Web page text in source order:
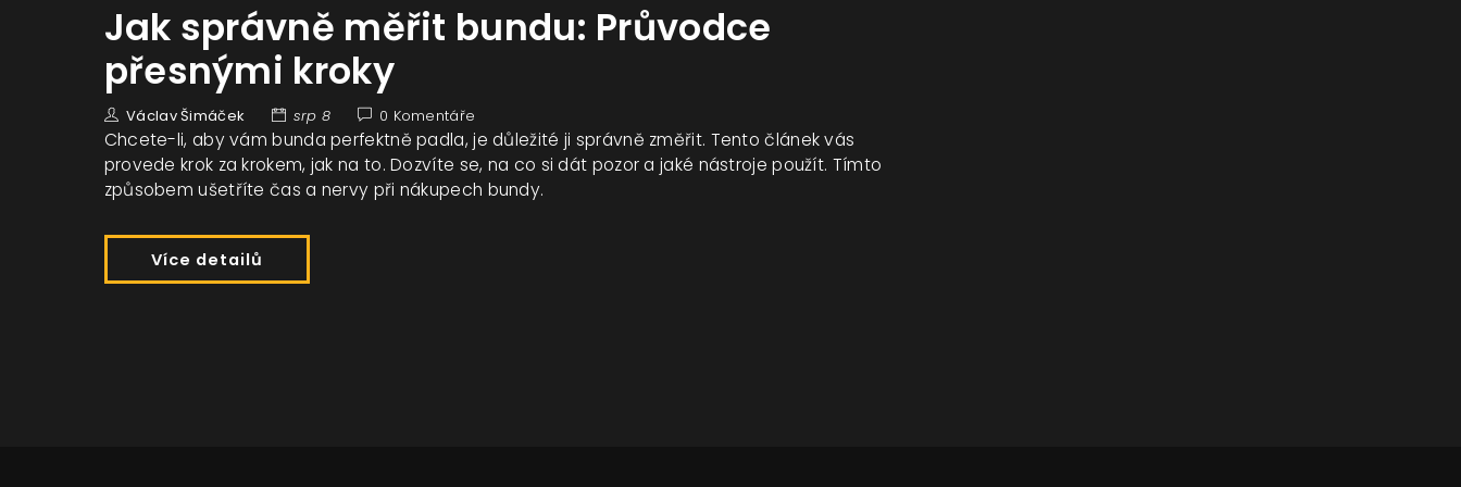
Jak správně měřit bundu: Průvodce
přesnými kroky
Václav Šimáček srp 8 0 Komentáře
Chcete-li, aby vám bunda perfektně padla, je důležité ji správně změřit. Tento článek vás
provede krok za krokem, jak na to. Dozvíte se, na co si dát pozor a jaké nástroje použít. Tímto
způsobem ušetříte čas a nervy při nákupech bundy.
Více detailů